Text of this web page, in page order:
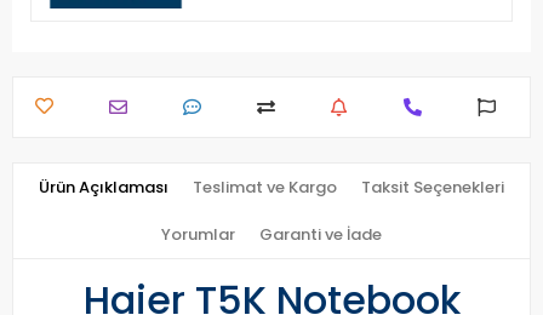
Ürün Açıklaması Teslimat ve Kargo Taksit Seçenekleri
Yorumlar Garanti ve İade
Haier T5K Notebook